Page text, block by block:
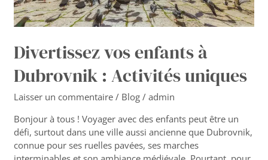
Divertissez vos enfants à
Dubrovnik : Activités uniques
Laisser un commentaire / Blog /admin
Bonjour à tous ! Voyager avec des enfants peut être un
défi, surtout dans une ville aussi ancienne que Dubrovnik,
connue pour ses ruelles pavées, ses marches